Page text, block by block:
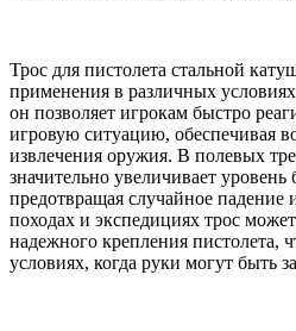
Трос для пистолета стальной
применения в различных
он позволяет игрокам быстро
игровую ситуацию, обеспечивая
извлечения оружия. В полевых
значительно увеличивает уровень
предотвращая случайное падение
походах и экспедициях трос
надежного крепления пистолета,
условиях, когда руки могут быть